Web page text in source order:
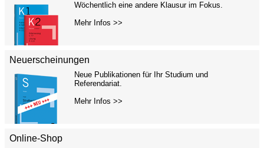
Wöchentlich eine andere Klausur im Fokus.
Mehr Infos >>
Neuerscheinungen
Neue Publikationen für Ihr Studium und
Referendariat.
Mehr Infos >>
Online-Shop